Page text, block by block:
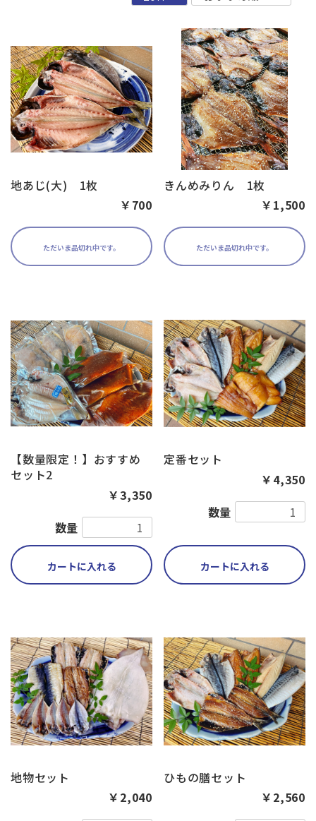
地あじ(大) 1枚
￥700
ただいま品切れ中です。
きんめみりん 1枚
￥1,500
ただいま品切れ中です。
【数量限定！】おすすめ
セット2
￥3,350
数量
カートに入れる
定番セット
￥4,350
数量
カートに入れる
地物セット
￥2,040
ひもの膳セット
￥2,560